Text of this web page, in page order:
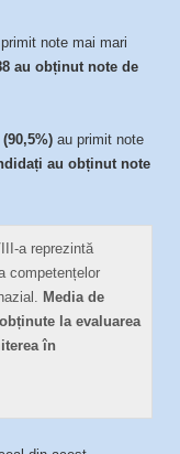
note mai mari
au obținut note de
au primit note
au obținut note
a reprezintă
competențelor
Media de
la evaluarea
în